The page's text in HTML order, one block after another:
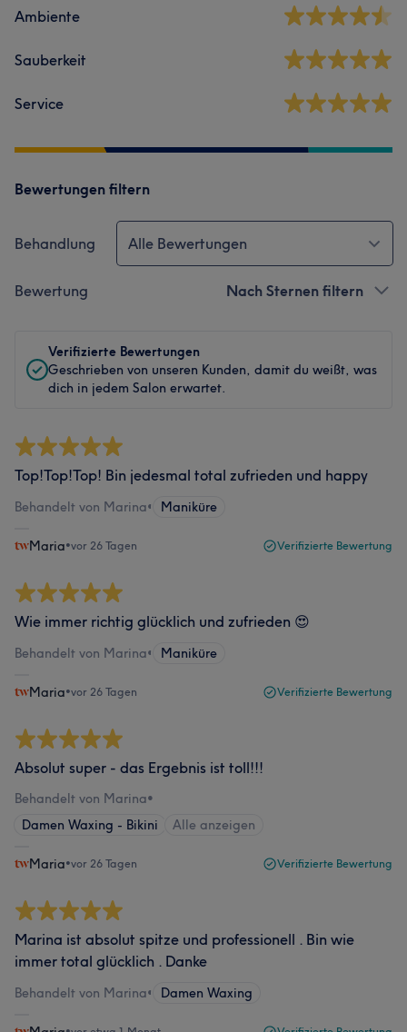
Ambiente
Sauberkeit
Service
Bewertungen filtern
Behandlung Alle Bewertungen
Bewertung Nach Sternen filtern
Verifizierte Bewertungen
Geschrieben von unseren Kunden, damit du weißt, was
dich in jedem Salon erwartet.
Top!Top!Top! Bin jedesmal total zufrieden und happy
Behandelt von Marina• Maniküre
Maria•vor 26 Tagen Verifizierte Bewertung
Wie immer richtig glücklich und zufrieden 😍
Behandelt von Marina• Maniküre
Maria•vor 26 Tagen Verifizierte Bewertung
Absolut super - das Ergebnis ist toll!!!
Behandelt von Marina•
Damen Waxing - Bikini
Alle anzeigen
Maria•vor 26 Tagen Verifizierte Bewertung
Marina ist absolut spitze und professionell . Bin wie
immer total glücklich . Danke
Behandelt von Marina• Damen Waxing